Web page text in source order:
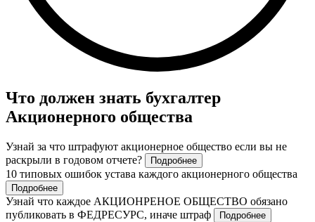
Что должен знать бухгалтер
Акционерного общества
Узнай за что штрафуют акционерное общество если вы не
раскрыли в годовом отчете?
Подробнее
10 типовых ошибок устава каждого акционерного общества
Подробнее
Узнай что каждое АКЦИОНРЕНОЕ ОБЩЕСТВО обязано
публиковать в ФЕДРЕСУРС, иначе штраф
Подробнее